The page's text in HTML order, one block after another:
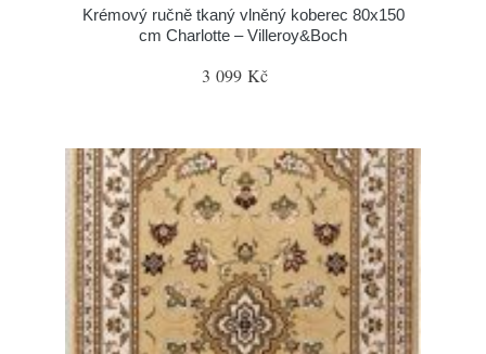
Krémový ručně tkaný vlněný koberec 80x150
cm Charlotte – Villeroy&Boch
3 099 Kč